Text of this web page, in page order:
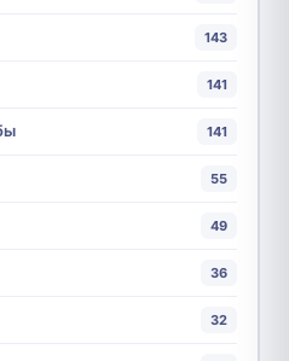
143
141
141
55
49
36
32